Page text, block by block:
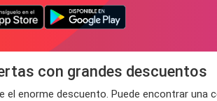
con grandes descuentos
enorme descuento. Puede encontrar